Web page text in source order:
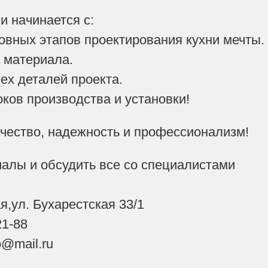
начинается с:
этапов проектирования кухни мечты.
деталей проекта.
производства и установки!
надежность и профессионализм!
и обсудить все со специалистами
Бухарестская 33/1
88